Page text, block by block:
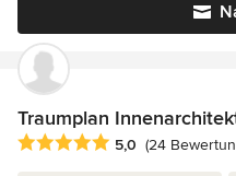
Traumplan
Durchschnittliche
5,0 (24